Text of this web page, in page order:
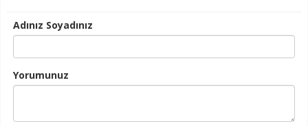
Adınız Soyadınız
Yorumunuz